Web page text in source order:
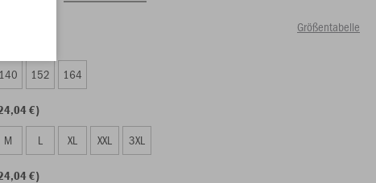
Größentabelle
140 152 164
€)
M L XL XXL 3XL
€)